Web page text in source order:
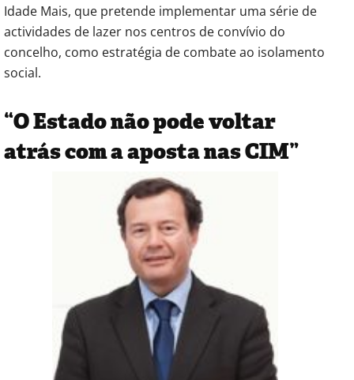
Idade Mais, que pretende implementar uma série de
actividades de lazer nos centros de convívio do
concelho, como estratégia de combate ao isolamento
social.
“O Estado não pode voltar
atrás com a aposta nas CIM”